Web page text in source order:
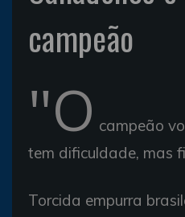
campeão
"O campeão
tem dificuldade, mas
Torcida empurra